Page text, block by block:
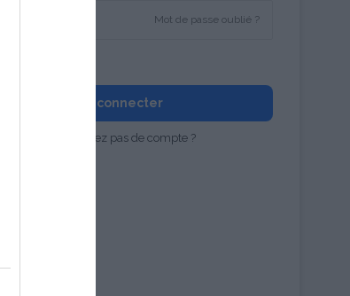
Mot de passe oublié ?
Se connecter
Vous n'avez pas de compte ?